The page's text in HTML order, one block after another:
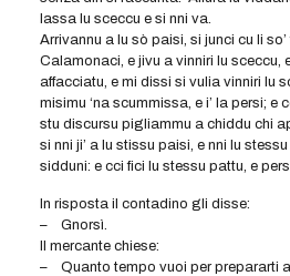
lassa lu sceccu e si nni va.
Arrivannu a lu sò paisi, si junci cu li so’
Calamonaci, e jivu a vinniri lu sceccu,
affacciatu, e mi dissi si vulia vinniri lu
misimu ‘na scummissa, e i’ la persi; e
stu discursu pigliammu a chiddu chi
si nni ji’ a lu stissu paisi, e nni lu
sidduni: e cci fici lu stessu pattu, e
In risposta il contadino gli disse:
– Gnorsì.
Il mercante chiese:
– Quanto tempo vuoi per prepararti